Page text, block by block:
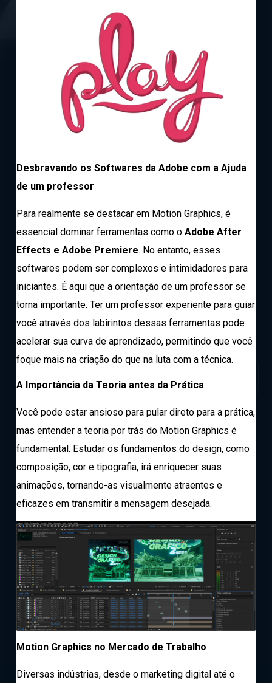
Desbravando os Softwares da Adobe com a Ajuda
de um professor
Para realmente se destacar em Motion Graphics, é
essencial dominar ferramentas como o Adobe After
Effects e Adobe Premiere. No entanto, esses
softwares podem ser complexos e intimidadores para
iniciantes. É aqui que a orientação de um professor se
torna importante. Ter um professor experiente para guiar
você através dos labirintos dessas ferramentas pode
acelerar sua curva de aprendizado, permitindo que você
foque mais na criação do que na luta com a técnica.
A Importância da Teoria antes da Prática
Você pode estar ansioso para pular direto para a prática,
mas entender a teoria por trás do Motion Graphics é
fundamental. Estudar os fundamentos do design, como
composição, cor e tipografia, irá enriquecer suas
animações, tornando-as visualmente atraentes e
eficazes em transmitir a mensagem desejada.
Motion Graphics no Mercado de Trabalho
Diversas indústrias, desde o marketing digital até o